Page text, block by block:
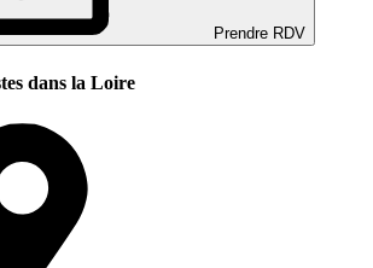
Prendre RDV
dans la Loire